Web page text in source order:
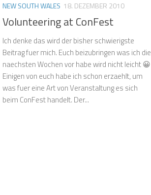
NEW SOUTH WALES 18. DEZEMBER 2010
Volunteering at ConFest
Ich denke das wird der bisher schwierigste
Beitrag fuer mich. Euch beizubringen was ich die
naechsten Wochen vor habe wird nicht leicht 😀
Einigen von euch habe ich schon erzaehlt, um
was fuer eine Art von Veranstaltung es sich
beim ConFest handelt. Der...